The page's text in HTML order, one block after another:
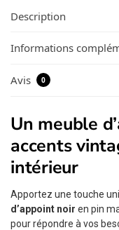
Description
Informations
Avis 0
Un meuble
accents
intérieur
Apportez une touche
d’appoint noir en pin
pour répondre à vos